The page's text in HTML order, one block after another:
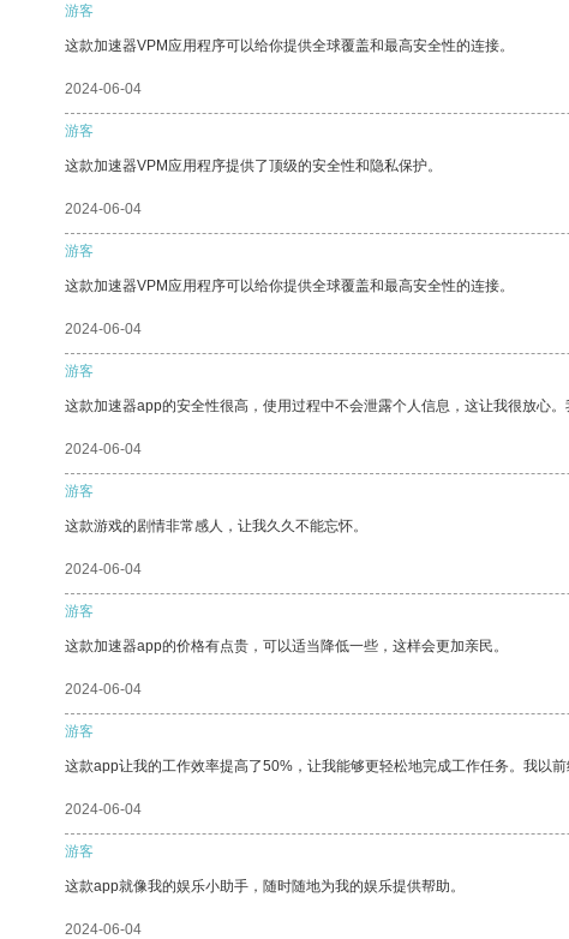
游客
这款加速器VPM应用程序可以给你提供全球覆盖和最高安全性的连接。
2024-06-04
游客
这款加速器VPM应用程序提供了顶级的安全性和隐私保护。
2024-06-04
游客
这款加速器VPM应用程序可以给你提供全球覆盖和最高安全性的连接。
2024-06-04
游客
这款加速器app的安全性很高，使用过程中不会泄露个人信息，这让我很放心
2024-06-04
游客
这款游戏的剧情非常感人，让我久久不能忘怀。
2024-06-04
游客
这款加速器app的价格有点贵，可以适当降低一些，这样会更加亲民。
2024-06-04
游客
这款app让我的工作效率提高了50%，让我能够更轻松地完成工作任务。我以
2024-06-04
游客
这款app就像我的娱乐小助手，随时随地为我的娱乐提供帮助。
2024-06-04